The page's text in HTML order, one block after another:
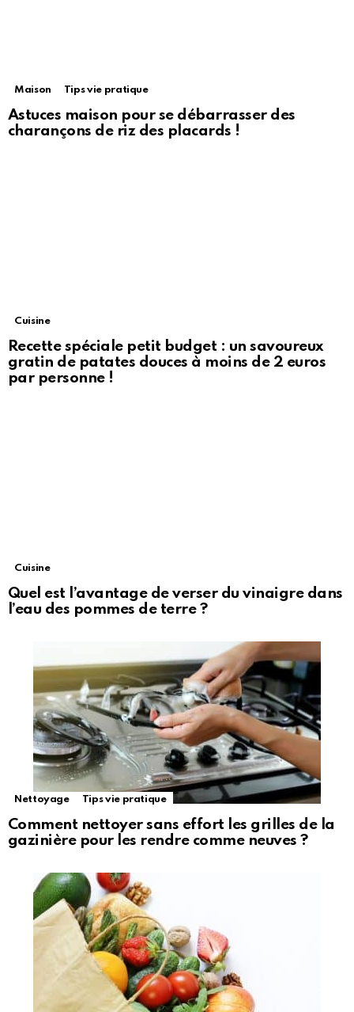
Maison Tips vie pratique
Astuces maison pour se débarrasser des
charançons de riz des placards !
Cuisine
Recette spéciale petit budget : un savoureux
gratin de patates douces à moins de 2 euros
par personne !
Cuisine
Quel est l’avantage de verser du vinaigre dans
l’eau des pommes de terre ?
Nettoyage Tips vie pratique
Comment nettoyer sans effort les grilles de la
gazinière pour les rendre comme neuves ?